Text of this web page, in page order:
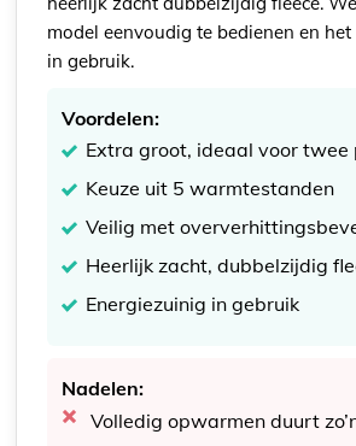
model eenvoudig te bedienen en
in gebruik.
Voordelen:
Extra groot, ideaal voor twee
Keuze uit 5 warmtestanden
Veilig met
Heerlijk zacht, dubbelzijdig
Energiezuinig in gebruik
Nadelen:
Volledig opwarmen duurt